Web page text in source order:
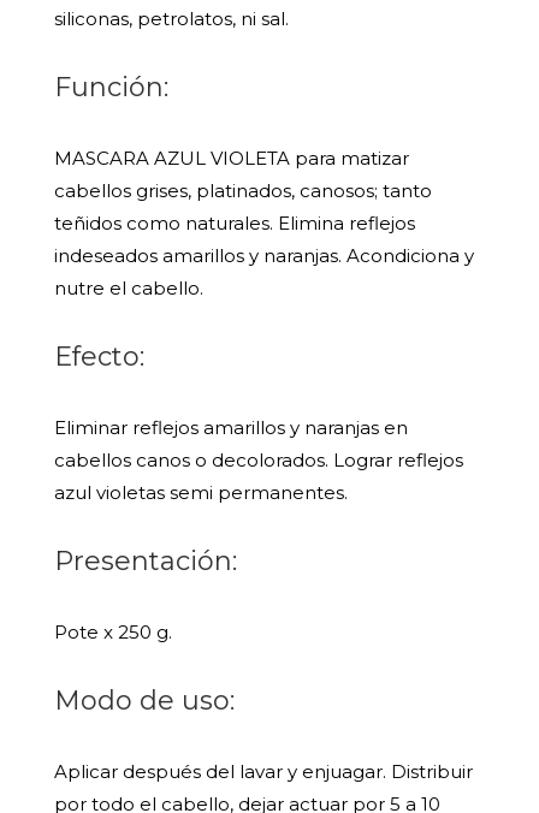
siliconas, petrolatos, ni sal.
Función:
MASCARA AZUL VIOLETA para matizar
cabellos grises, platinados, canosos; tanto
teñidos como naturales. Elimina reflejos
indeseados amarillos y naranjas. Acondiciona y
nutre el cabello.
Efecto:
Eliminar reflejos amarillos y naranjas en
cabellos canos o decolorados. Lograr reflejos
azul violetas semi permanentes.
Presentación:
Pote x 250 g.
Modo de uso:
Aplicar después del lavar y enjuagar. Distribuir
por todo el cabello, dejar actuar por 5 a 10